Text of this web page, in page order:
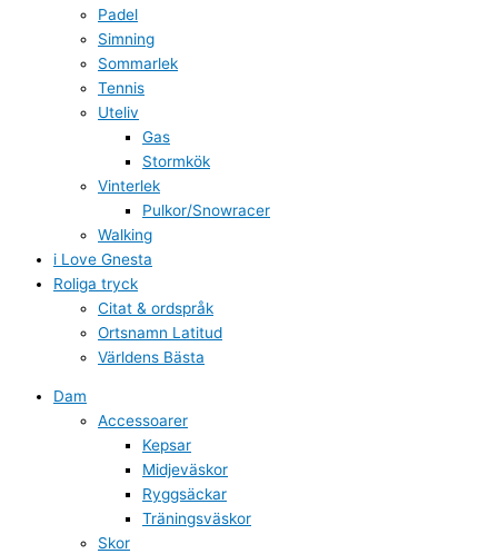
Padel
Simning
Sommarlek
Tennis
Uteliv
Gas
Stormkök
Vinterlek
Pulkor/Snowracer
Walking
i Love Gnesta
Roliga tryck
Citat & ordspråk
Ortsnamn Latitud
Världens Bästa
Dam
Accessoarer
Kepsar
Midjeväskor
Ryggsäckar
Träningsväskor
Skor